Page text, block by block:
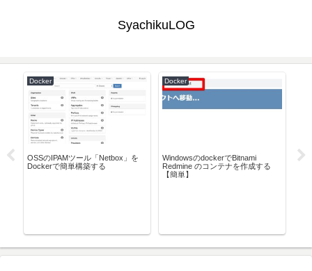
SyachikuLOG
Docker
OSSのIPAMツール「Netbox」を
Dockerで簡単構築する
Docker
WindowsのdockerでBitnami
Redmine のコンテナを作成する
【簡単】